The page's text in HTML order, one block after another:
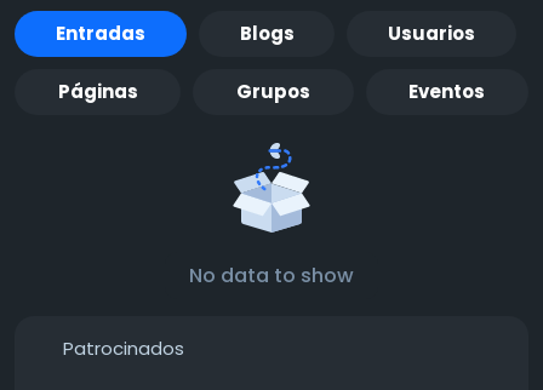
Entradas Blogs Usuarios
Páginas Grupos Eventos
No data to show
Patrocinados